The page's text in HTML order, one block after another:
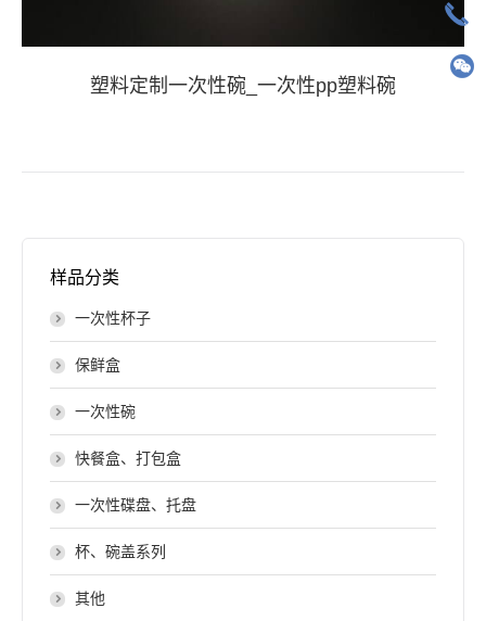
塑料定制一次性碗_一次性pp塑料碗
样品分类
一次性杯子
保鲜盒
一次性碗
快餐盒、打包盒
一次性碟盘、托盘
杯、碗盖系列
其他